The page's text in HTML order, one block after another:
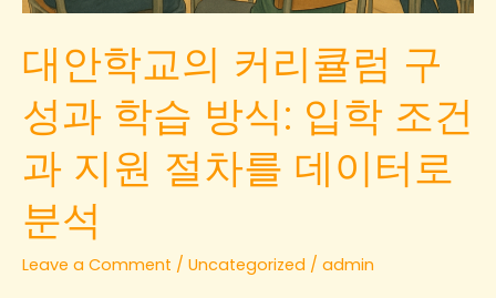
대안학교의 커리큘럼 구
성과 학습 방식: 입학 조건
과 지원 절차를 데이터로
분석
Leave a Comment / Uncategorized / admin